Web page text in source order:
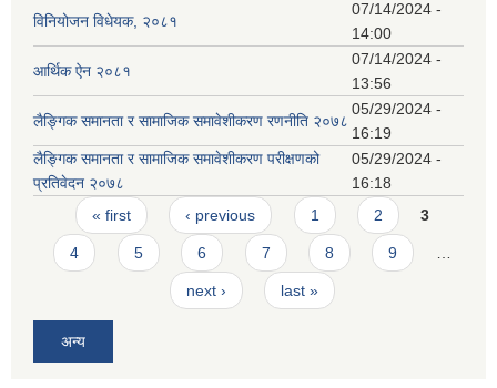
विनियोजन विधेयक, २०८१
07/14/2024 -
14:00
आर्थिक ऐन २०८१
07/14/2024 -
13:56
लैङ्गिक समानता र सामाजिक समावेशीकरण रणनीति २०७८
05/29/2024 -
16:19
लैङ्गिक समानता र सामाजिक समावेशीकरण परीक्षणको
प्रतिवेदन २०७८
05/29/2024 -
16:18
Pages
« first ‹ previous 1 2 3
4 5 6 7 8 9
next › last »
अन्य